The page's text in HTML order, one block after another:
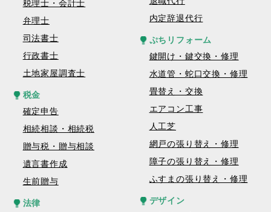
税理士・会計士
弁理士
司法書士
行政書士
土地家屋調査士
税金
確定申告
相続相談・相続税
贈与税・贈与相談
遺言書作成
生前贈与
法律
内定辞退代行
ぷちリフォーム
鍵開け・鍵交換・修理
水道管・蛇口交換・修理
畳替え・交換
エアコン工事
人工芝
網戸の張り替え・修理
障子の張り替え・修理
ふすまの張り替え・修理
デザイン